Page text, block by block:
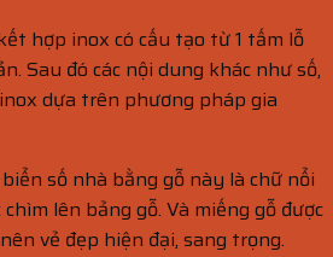
hợp inox có cấu tạo từ 1 tấm lỗ
Sau đó các nội dung khác như số,
dựa trên phương pháp gia
số nhà bằng gỗ này là chữ nổi
lên bảng gỗ. Và miếng gỗ được
vẻ đẹp hiện đại, sang trọng.